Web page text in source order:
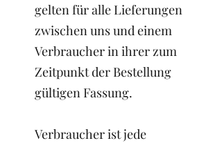
gelten für alle Lieferungen
zwischen uns und einem
Verbraucher in ihrer zum
Zeitpunkt der Bestellung
gültigen Fassung.
Verbraucher ist jede